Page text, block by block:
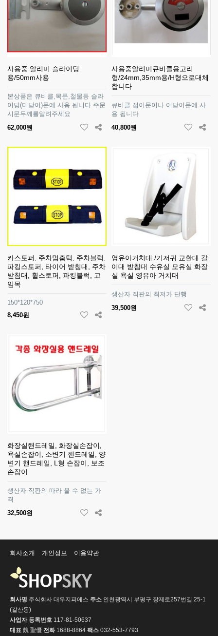
사용중 알리미 슬라이딩
용/50mm사용
본상품은 큐비클,목문,철물등 슬라
이딩(미닫이)문에 사용 됩니다 주문
시문두께를알려주세요
62,000원
사용중알리미큐비클용고리
형/24mm,35mm용/H형으로대체
합니다
큐비클 접이문이나 여닫이문에 사
용 됩니다
40,800원
카스토퍼, 주차멈춤턱, 주차블럭,
파킹스토퍼, 타이어 받침대, 주차
받침대, 휠스토퍼, 파킹블럭, 고
임목
150*120*750
8,450원
영유아거치대 /기저귀 교환대 갈
이대 받침대 수유실 모유실 화장
실 욕실 영유아 거치대
생산자 직판의 최저가 단행
39,500원
화장실핸드레일, 화장실손잡이,
욕실손잡이, 소변기 핸드레일, 양
변기 핸드레일, L형 손잡이, 보조
손잡이
생산자 직판의 따라 올 수 없는 가
격
32,500원
회사소개 개인정보 이용약관
회사명 주식회사 대우지피에스 주소 인천광역시 부평구 장제로257번길 25-1
(갈산동)
사업자 등록번호 117-81-50637
대표 魏 聖優 전화1688-8864 팩스 032-553-7793